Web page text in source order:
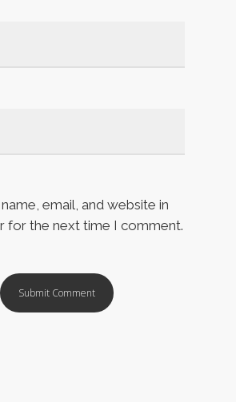
email, and website in
for the next time I comment.